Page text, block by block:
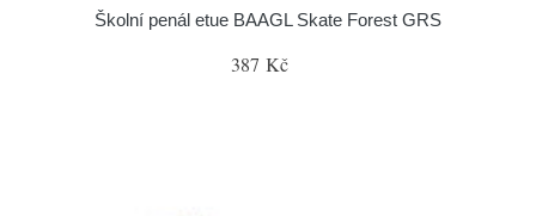
Školní penál etue BAAGL Skate Forest GRS
387 Kč